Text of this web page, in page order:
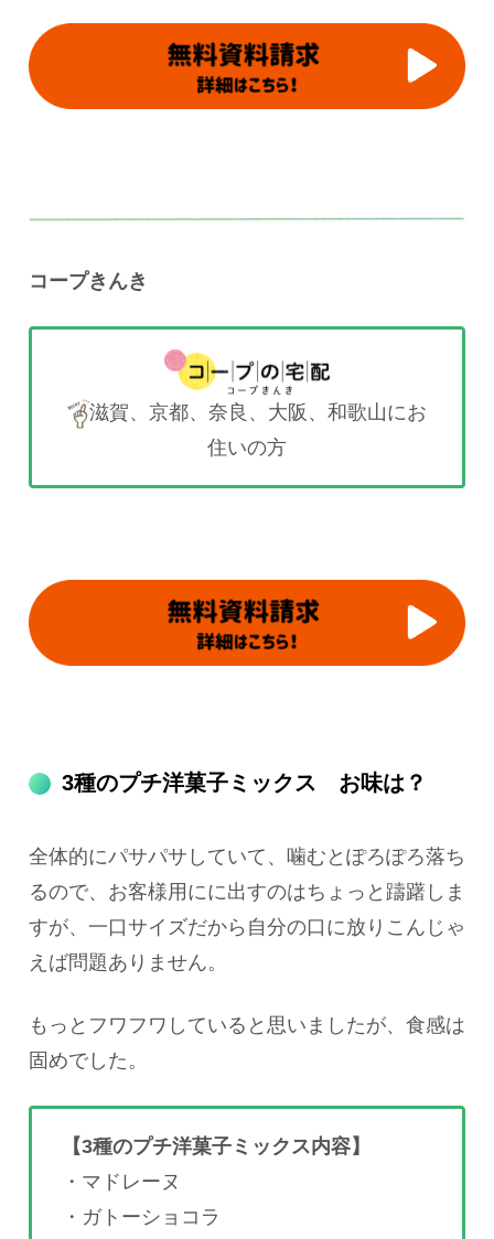
コープきんき
滋賀、京都、奈良、大阪、和歌山にお
住いの方
3種のプチ洋菓子ミックス お味は？
全体的にパサパサしていて、噛むとぽろぽろ落ち
るので、お客様用にに出すのはちょっと躊躇しま
すが、一口サイズだから自分の口に放りこんじゃ
えば問題ありません。
もっとフワフワしていると思いましたが、食感は
固めでした。
【3種のプチ洋菓子ミックス内容】
・マドレーヌ
・ガトーショコラ